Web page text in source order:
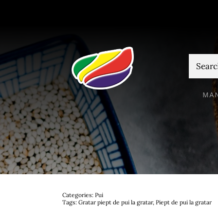
Categories:Pui
Tags:Gratar piept de pui la gratar,Piept de pui la gratar